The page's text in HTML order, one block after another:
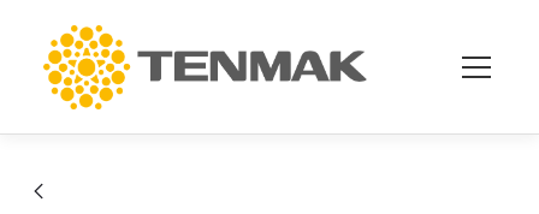
Ugrás a fő tartalomhoz